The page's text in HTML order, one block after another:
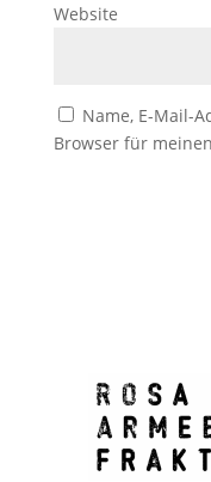
Website
Name, E-Mail-
Browser für